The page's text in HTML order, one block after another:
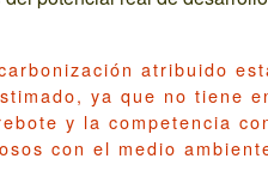
atribuido
ya que no tiene
y la competencia
con el medio